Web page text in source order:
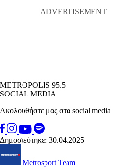
METROPOLIS 95.5
SOCIAL MEDIA
Ακολουθήστε μας στα social media
Δημοσιεύτηκε: 30.04.2025
Metrosport Team